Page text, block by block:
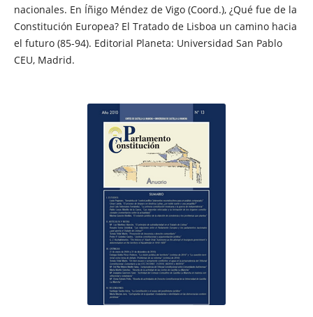
nacionales. En Íñigo Méndez de Vigo (Coord.), ¿Qué fue de la
Constitución Europea? El Tratado de Lisboa un camino hacia
el futuro (85-94). Editorial Planeta: Universidad San Pablo
CEU, Madrid.